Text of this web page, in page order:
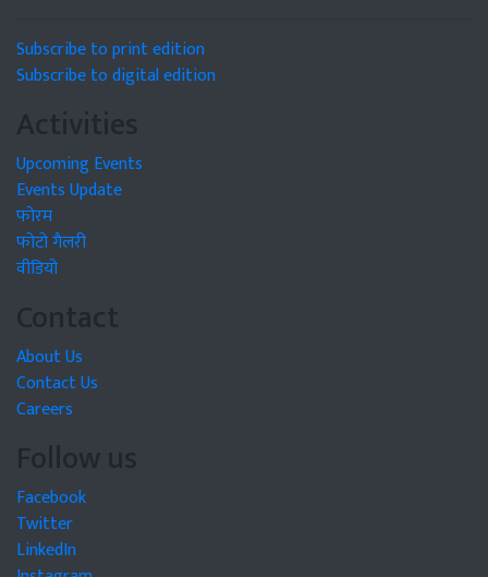
Subscribe to print edition
Subscribe to digital edition
Activities
Upcoming Events
Events Update
फोरम
फोटो गैलरी
वीडियो
Contact
About Us
Contact Us
Careers
Follow us
Facebook
Twitter
LinkedIn